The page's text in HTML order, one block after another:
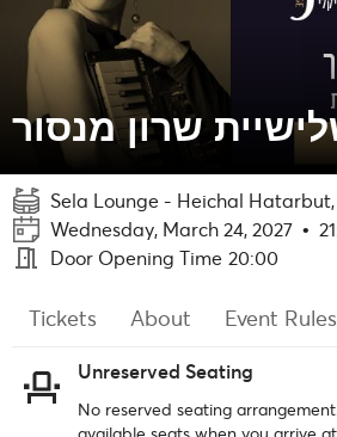
Wednesday, March 24, 2027 •
meeting_room Door Opening Time 20:00
Tickets About Event Rules
Unreserved Seating
No reserved seating